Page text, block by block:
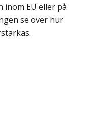
inom EU eller på
se över hur